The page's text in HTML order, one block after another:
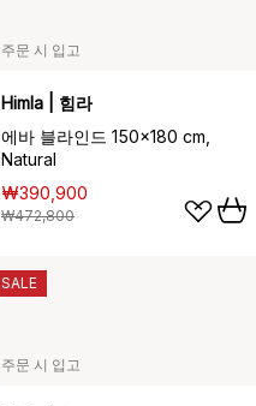
주문 시 입고
Himla | 힘라
에바 블라인드 150x180 cm,
Natural
₩390,900
₩472,800
주문 시 입고
SALE